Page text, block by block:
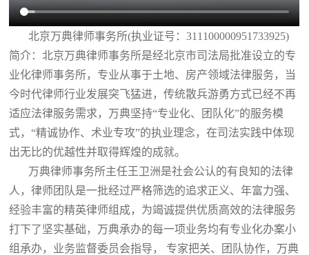
北京万典律师事务所(执业证号：311100000951733925)
简介：北京万典律师事务所是经北京市司法局批准设立的专
业化律师事务所，专业从事于土地、房产领域法律服务，当
今时代律师行业发展突飞猛进，传统散兵游勇方式已经不再
适应法律服务需求，万典坚持“专业化、团队化”的服务模
式，“精诚协作、术业专攻”的执业理念，在司法实践中体现
出无比的优越性并取得辉煌的成就。
万典律师事务所主任王卫洲是社会公认的有良知的法律
人，律师团队是一批经过严格筛选的追求正义、年富力强、
经验丰富的精英律师组成，为竭诚提供优质高效的法律服务
打下了坚实基础，万典承办的每一项业务均有专业化办案小
组承办，业务监督委员会指导， 专家把关、团队协作，万典